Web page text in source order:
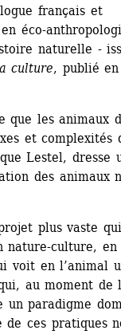
français et
éco-
naturelle -
culture, publié
que les animaux
et complexités
Lestel, dresse
des animaux
plus vaste
nature-culture, en
voit en l’animal
au moment de
un paradigme
ces pratiques